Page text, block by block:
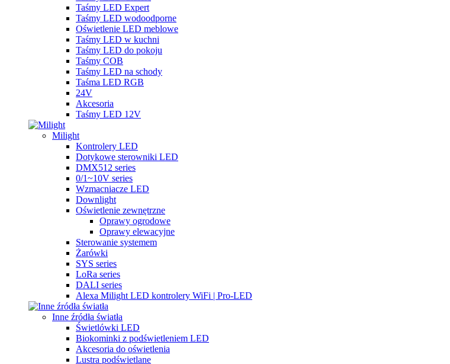
Taśmy LED Expert
Taśmy LED wodoodporne
Oświetlenie LED meblowe
Taśmy LED w kuchni
Taśmy LED do pokoju
Taśmy COB
Taśmy LED na schody
Taśma LED RGB
24V
Akcesoria
Taśmy LED 12V
Milight
Kontrolery LED
Dotykowe sterowniki LED
DMX512 series
0/1~10V series
Wzmacniacze LED
Downlight
Oświetlenie zewnętrzne
Oprawy ogrodowe
Oprawy elewacyjne
Sterowanie systemem
Żarówki
SYS series
LoRa series
DALI series
Alexa Milight LED kontrolery WiFi | Pro-LED
Inne źródła światła
Świetlówki LED
Biokominki z podświetleniem LED
Akcesoria do oświetlenia
Lustra podświetlane